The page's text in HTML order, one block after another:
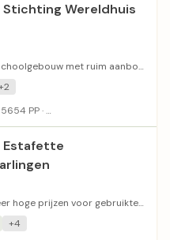
Stichting Wereldhuis
met ruim aanbod
Laagstraat 288-A · 5654 PP ·
Estafette
hoge prijzen voor gebruikte
+4